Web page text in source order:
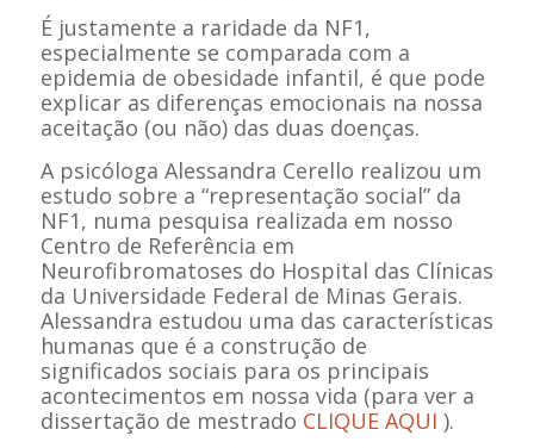
É justamente a raridade da NF1,
especialmente se comparada com a
epidemia de obesidade infantil, é que pode
explicar as diferenças emocionais na nossa
aceitação (ou não) das duas doenças.
A psicóloga Alessandra Cerello realizou um
estudo sobre a “representação social” da
NF1, numa pesquisa realizada em nosso
Centro de Referência em
Neurofibromatoses do Hospital das Clínicas
da Universidade Federal de Minas Gerais.
Alessandra estudou uma das características
humanas que é a construção de
significados sociais para os principais
acontecimentos em nossa vida (para ver a
dissertação de mestrado CLIQUE AQUI ).